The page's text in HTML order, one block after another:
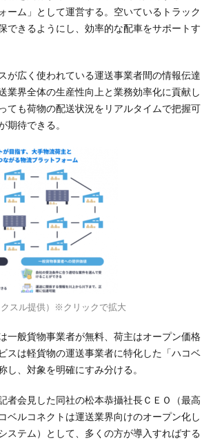
ーム」として運営する。空いているトラック
できるようにし、効率的な配車をサポートす
が広く使われている運送事業者間の情報伝達
業界全体の生産性向上と業務効率化に貢献し
ても荷物の配送状況をリアルタイムで把握可
期待できる。
スル提供）※クリックで拡大
一般貨物事業者が無料、荷主はオープン価格
スは軽貨物の運送事業者に特化した「ハコベ
し、対象を明確にすみ分ける。
者会見した同社の松本恭攝社長ＣＥＯ（最高
ベルコネクトは運送業界向けのオープン化し
ステム）として、多くの方が導入すればする